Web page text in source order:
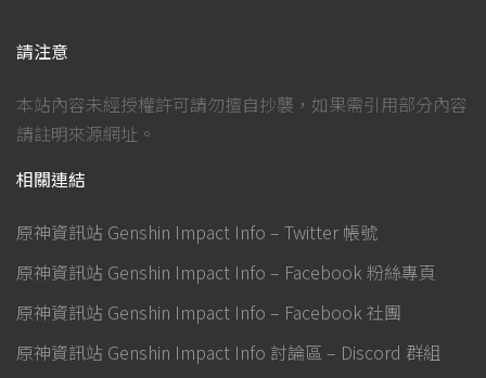
請注意
本站內容未經授權許可請勿擅自抄襲，如果需引用部分內容
請註明來源網址。
相關連結
原神資訊站 Genshin Impact Info – Twitter 帳號
原神資訊站 Genshin Impact Info – Facebook 粉絲專頁
原神資訊站 Genshin Impact Info – Facebook 社團
原神資訊站 Genshin Impact Info 討論區 – Discord 群組